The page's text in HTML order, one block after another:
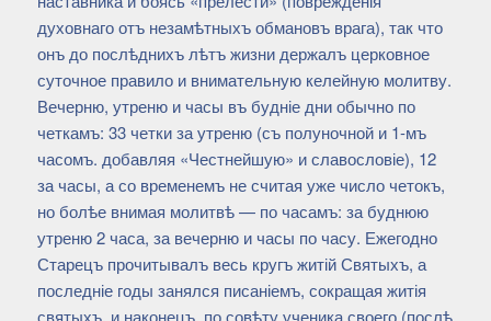
духовнаго отъ незамѣтныхъ обмановъ врага), так что
онъ до послѣднихъ лѣтъ жизни держалъ церковное
суточное правило и внимательную келейную молитву.
Вечерню, утреню и часы въ будніе дни обычно по
четкамъ: 33 четки за утреню (съ полуночной и 1-мъ
часомъ. добавляя «Честнейшую» и славословіе), 12
за часы, а со временемъ не считая уже число четокъ,
но болѣе внимая молитвѣ — по часамъ: за буднюю
утреню 2 часа, за вечерню и часы по часу. Ежегодно
Старецъ прочитывалъ весь кругъ житій Святыхъ, а
последніе годы занялся писаніемъ, сокращая житія
святыхъ, и наконецъ, по совѣту ученика своего (послѣ